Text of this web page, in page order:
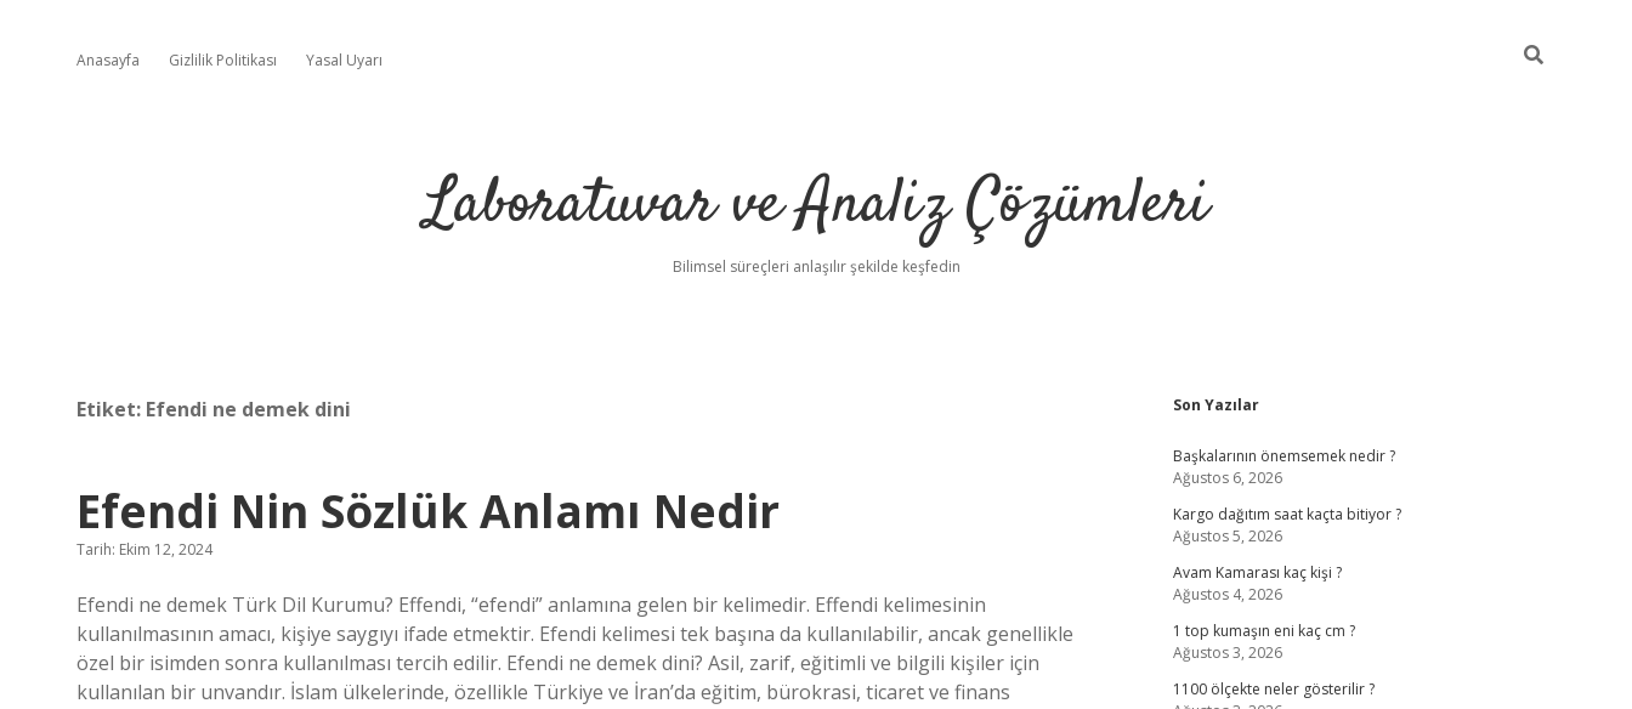
Anasayfa Gizlilik Politikası Yasal Uyarı
Laboratuvar ve Analiz Çözümleri
Bilimsel süreçleri anlaşılır şekilde keşfedin
Etiket: Efendi ne demek dini
Efendi Nin Sözlük Anlamı Nedir
Tarih: Ekim 12, 2024
Efendi ne demek Türk Dil Kurumu? Effendi, “efendi” anlamına gelen bir kelimedir. Effendi kelimesinin
kullanılmasının amacı, kişiye saygıyı ifade etmektir. Efendi kelimesi tek başına da kullanılabilir, ancak genellikle
özel bir isimden sonra kullanılması tercih edilir. Efendi ne demek dini? Asil, zarif, eğitimli ve bilgili kişiler için
kullanılan bir unvandır. İslam ülkelerinde, özellikle Türkiye ve İran’da eğitim, bürokrasi, ticaret ve finans
Sidebar
Son Yazılar
Başkalarının önemsemek nedir ?
Ağustos 6, 2026
Kargo dağıtım saat kaçta bitiyor ?
Ağustos 5, 2026
Avam Kamarası kaç kişi ?
Ağustos 4, 2026
1 top kumaşın eni kaç cm ?
Ağustos 3, 2026
1100 ölçekte neler gösterilir ?